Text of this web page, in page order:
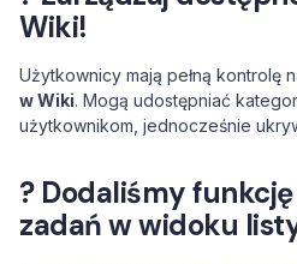
Wiki!
Użytkownicy mają pełną kontrolę
w Wiki. Mogą udostępniać
użytkownikom, jednocześnie
? Dodaliśmy
zadań w widoku